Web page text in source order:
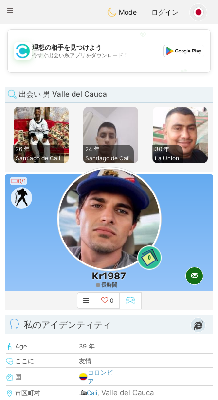
olombiaCitas
Toggle
Mode ログイン
💖
💕
理想の相手を見つけよう
今すぐ出会い系アプリをダウンロード！
出会い 男 Valle del Cauca
26 年
Santiago de Cali
24 年
Santiago de Cali
30 年
La Union
0/1
0
Kr1987
長時間
0
私のアイデンティティ
Age
39 年
ここに
友情
国
コロンビ
ア
市区町村
Cali, Valle del Cauca